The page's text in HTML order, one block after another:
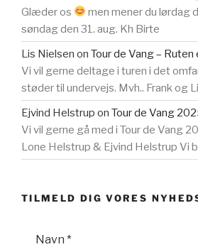
Glæder os
men mener du lørdag
søndag den 31. aug. Kh Birte
Lis Nielsen on Tour de Vang – Ruten
Vi vil gerne deltage i turen i det
støder til undervejs. Mvh.. Frank og
Ejvind Helstrup on Tour de Vang
Vi vil gerne gå med i Tour de Vang
Lone Helstrup & Ejvind Helstrup Vi
TILMELD DIG VORES
Navn *